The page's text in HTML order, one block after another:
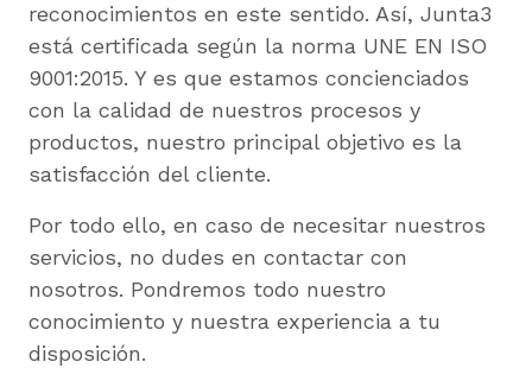
reconocimientos en este sentido. Así, Junta3
está certificada según la norma UNE EN ISO
9001:2015. Y es que estamos concienciados
con la calidad de nuestros procesos y
productos, nuestro principal objetivo es la
satisfacción del cliente.
Por todo ello, en caso de necesitar nuestros
servicios, no dudes en contactar con
nosotros. Pondremos todo nuestro
conocimiento y nuestra experiencia a tu
disposición.